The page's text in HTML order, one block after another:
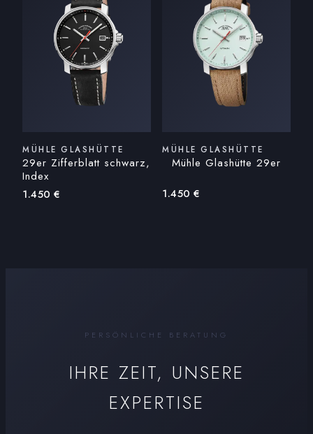
MÜHLE GLASHÜTTE
29er Zifferblatt schwarz,
Index
1.450 €
MÜHLE GLASHÜTTE
Mühle Glashütte 29er
1.450 €
PERSÖNLICHE BERATUNG
IHRE ZEIT, UNSERE
EXPERTISE